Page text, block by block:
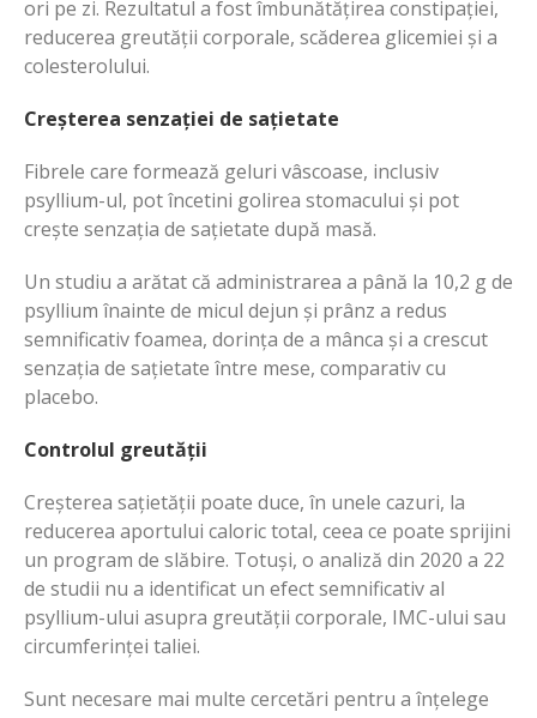
ori pe zi. Rezultatul a fost îmbunătățirea constipației,
reducerea greutății corporale, scăderea glicemiei și a
colesterolului.
Creșterea senzației de sațietate
Fibrele care formează geluri vâscoase, inclusiv
psyllium-ul, pot încetini golirea stomacului și pot
crește senzația de sațietate după masă.
Un studiu a arătat că administrarea a până la 10,2 g de
psyllium înainte de micul dejun și prânz a redus
semnificativ foamea, dorința de a mânca și a crescut
senzația de sațietate între mese, comparativ cu
placebo.
Controlul greutății
Creșterea sațietății poate duce, în unele cazuri, la
reducerea aportului caloric total, ceea ce poate sprijini
un program de slăbire. Totuși, o analiză din 2020 a 22
de studii nu a identificat un efect semnificativ al
psyllium-ului asupra greutății corporale, IMC-ului sau
circumferinței taliei.
Sunt necesare mai multe cercetări pentru a înțelege